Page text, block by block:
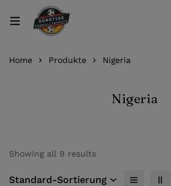
Home Produkte Nigeria
Nigeria
Showing all 9 results
Standard-Sortierung